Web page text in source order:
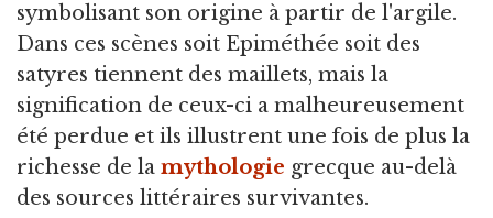
symbolisant son origine à partir de l'argile.
Dans ces scènes soit Epiméthée soit des
satyres tiennent des maillets, mais la
signification de ceux-ci a malheureusement
été perdue et ils illustrent une fois de plus la
richesse de la mythologie grecque au-delà
des sources littéraires survivantes.